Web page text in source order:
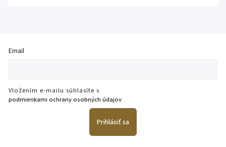
Email
Vložením e-mailu súhlasíte s
podmienkami ochrany osobných údajov
Prihlásiť sa